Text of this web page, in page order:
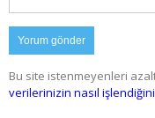
Bu site istenmeyenleri
verilerinizin nasıl